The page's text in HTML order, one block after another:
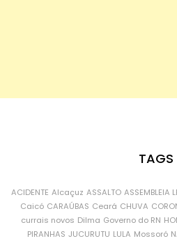
TAGS
ACIDENTE Alcaçuz ASSALTO ASSEMBLEIA
Caicó CARAÚBAS Ceará CHUVA
currais novos Dilma Governo do RN
PIRANHAS JUCURUTU LULA Mossoró